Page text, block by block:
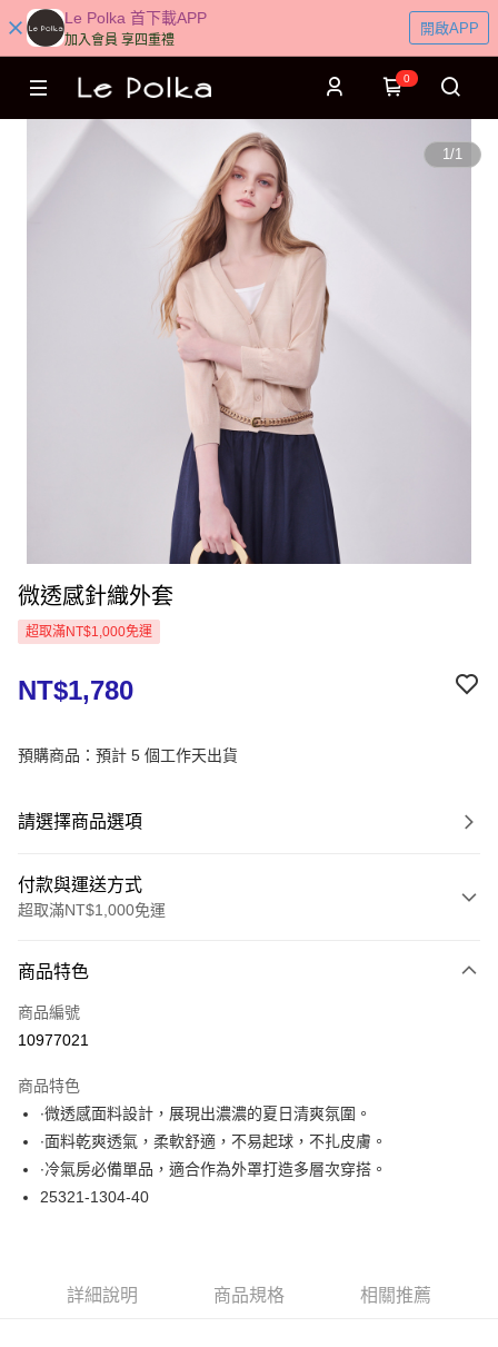
Le Polka 首下載APP
加入會員 享四重禮
開啟APP
0
1/1
微透感針織外套
超取滿NT$1,000免運
NT$1,780
預購商品：預計 5 個工作天出貨
請選擇商品選項
付款與運送方式
超取滿NT$1,000免運
信用卡一次付款
超商取貨付款
Apple Pay
悠遊付
大哥付你分期
2.付款方式選擇「大哥付你分期」，訂單成立後會自動跳轉到大哥付的交易
流程，驗證手機門號後，選擇欲分期的期數、繳款截止日，確認付款後即完
商品特色
商品編號
10977021
商品特色
∙微透感面料設計，展現出濃濃的夏日清爽氛圍。
∙面料乾爽透氣，柔軟舒適，不易起球，不扎皮膚。
∙冷氣房必備單品，適合作為外罩打造多層次穿搭。
25321-1304-40
詳細說明 商品規格 相關推薦